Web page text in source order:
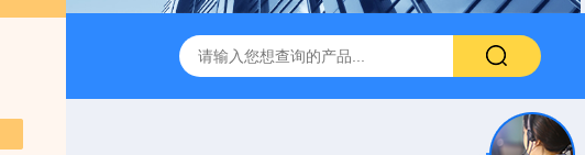
600*600 600*1200鑫鹏骏 岩棉天花板 防火抗下陷 吸音吊顶 玻纤